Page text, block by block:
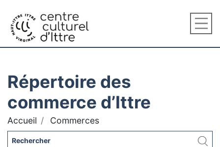
Répertoire des
commerce d’Ittre
Accueil Commerces